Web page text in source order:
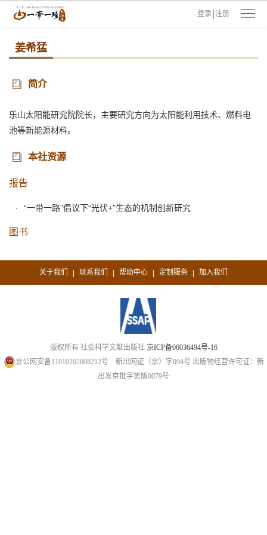
登录 注册
姜希猛
简介
乐山太阳能研究院院长，主要研究方向为太阳能利用技术、燃料电
池等新能源材料。
本社资源
报告
“一带一路”倡议下“光伏+”生态的机制创新研究
图书
关于我们 | 联系我们 | 帮助中心 | 定制服务 | 加入我们
版权所有 社会科学文献出版社 京ICP备06036494号-16
京公网安备11010202008212号 新出网证（京）字094号 出版物经营许可证：新
出发京批字第版0079号